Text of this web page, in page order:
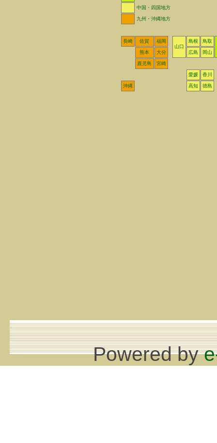
中国・四国地方
九州・沖縄地方
長崎 佐賀
福岡
山口
島根
鳥取
熊本
大分 広島 岡山
鹿児島 宮崎
愛媛 香川
沖縄 高知 徳島
Powered by